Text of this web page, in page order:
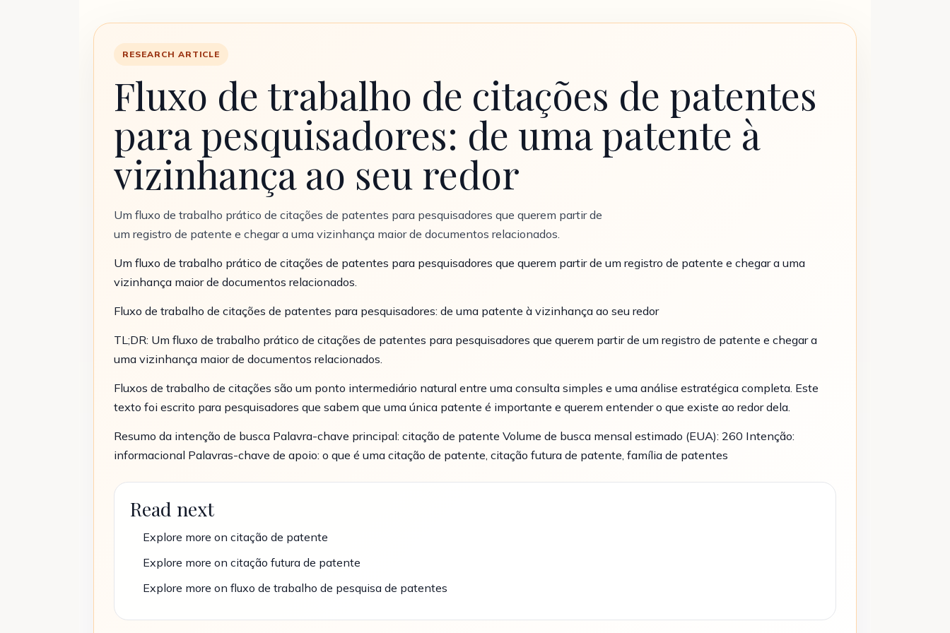
RESEARCH ARTICLE
Fluxo de trabalho de citações de patentes
para pesquisadores: de uma patente à
vizinhança ao seu redor
Um fluxo de trabalho prático de citações de patentes para pesquisadores que querem partir de
um registro de patente e chegar a uma vizinhança maior de documentos relacionados.
Um fluxo de trabalho prático de citações de patentes para pesquisadores que querem partir de um registro de patente e chegar a uma
vizinhança maior de documentos relacionados.
Fluxo de trabalho de citações de patentes para pesquisadores: de uma patente à vizinhança ao seu redor
TL;DR: Um fluxo de trabalho prático de citações de patentes para pesquisadores que querem partir de um registro de patente e chegar a
uma vizinhança maior de documentos relacionados.
Fluxos de trabalho de citações são um ponto intermediário natural entre uma consulta simples e uma análise estratégica completa. Este
texto foi escrito para pesquisadores que sabem que uma única patente é importante e querem entender o que existe ao redor dela.
Resumo da intenção de busca Palavra-chave principal: citação de patente Volume de busca mensal estimado (EUA): 260 Intenção:
informacional Palavras-chave de apoio: o que é uma citação de patente, citação futura de patente, família de patentes
Read next
Explore more on citação de patente
Explore more on citação futura de patente
Explore more on fluxo de trabalho de pesquisa de patentes